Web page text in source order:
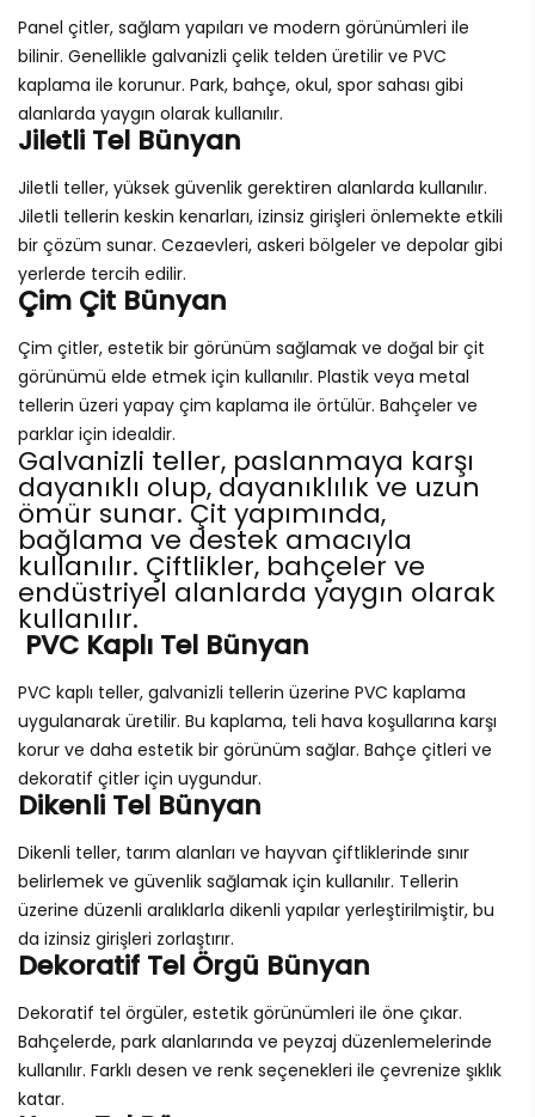
Panel çitler, sağlam yapıları ve modern görünümleri ile
bilinir. Genellikle galvanizli çelik telden üretilir ve PVC
kaplama ile korunur. Park, bahçe, okul, spor sahası gibi
alanlarda yaygın olarak kullanılır.
Jiletli Tel Bünyan
Jiletli teller, yüksek güvenlik gerektiren alanlarda kullanılır.
Jiletli tellerin keskin kenarları, izinsiz girişleri önlemekte etkili
bir çözüm sunar. Cezaevleri, askeri bölgeler ve depolar gibi
yerlerde tercih edilir.
Çim Çit Bünyan
Çim çitler, estetik bir görünüm sağlamak ve doğal bir çit
görünümü elde etmek için kullanılır. Plastik veya metal
tellerin üzeri yapay çim kaplama ile örtülür. Bahçeler ve
parklar için idealdir.
Galvanizli teller, paslanmaya karşı
dayanıklı olup, dayanıklılık ve uzun
ömür sunar. Çit yapımında,
bağlama ve destek amacıyla
kullanılır. Çiftlikler, bahçeler ve
endüstriyel alanlarda yaygın olarak
kullanılır.
PVC Kaplı Tel Bünyan
PVC kaplı teller, galvanizli tellerin üzerine PVC kaplama
uygulanarak üretilir. Bu kaplama, teli hava koşullarına karşı
korur ve daha estetik bir görünüm sağlar. Bahçe çitleri ve
dekoratif çitler için uygundur.
Dikenli Tel Bünyan
Dikenli teller, tarım alanları ve hayvan çiftliklerinde sınır
belirlemek ve güvenlik sağlamak için kullanılır. Tellerin
üzerine düzenli aralıklarla dikenli yapılar yerleştirilmiştir, bu
da izinsiz girişleri zorlaştırır.
Dekoratif Tel Örgü Bünyan
Dekoratif tel örgüler, estetik görünümleri ile öne çıkar.
Bahçelerde, park alanlarında ve peyzaj düzenlemelerinde
kullanılır. Farklı desen ve renk seçenekleri ile çevrenize şıklık
katar.